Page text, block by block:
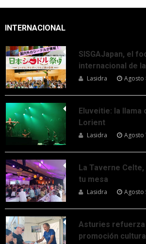
INTERNACIONAL
SISGAJapan, el
internacional de
Lasidra Agosto
Eluveitie: la llama
Lorient
Lasidra Agosto
La Taverne
tu mesa
Lasidra Agosto
Asturies refuerza
promoción